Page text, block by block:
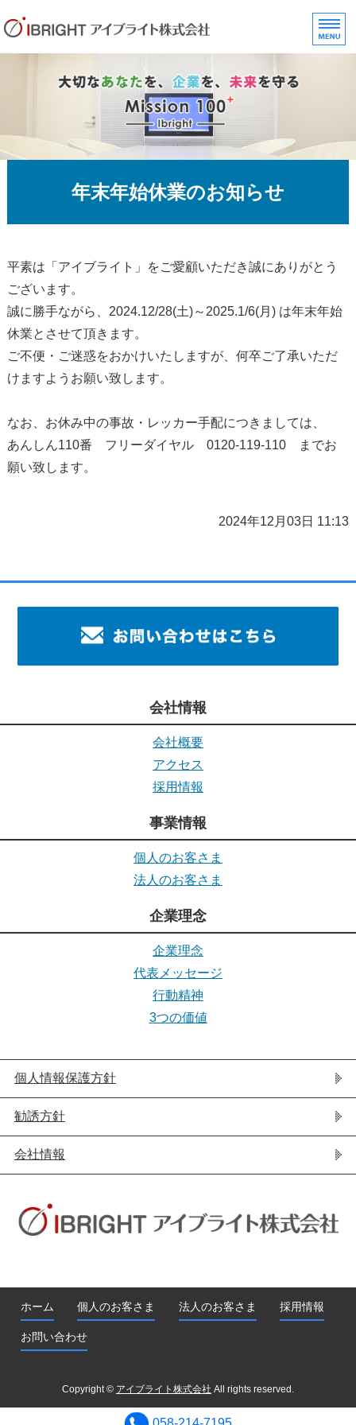
タイトルサンプル
法人のお客さま
お問い合わせ
年末年始休業のお知らせ
平素は「アイブライト」をご愛顧いただき誠にありがとう
ございます。
誠に勝手ながら、2024.12/28(土)～2025.1/6(月) は年末年始
休業とさせて頂きます。
ご不便・ご迷惑をおかけいたしますが、何卒ご了承いただ
けますようお願い致します。
なお、お休み中の事故・レッカー手配につきましては、
あんしん110番 フリーダイヤル 0120-119-110 までお
願い致します。
2024年12月03日 11:13
会社情報
会社概要
アクセス
採用情報
事業情報
個人のお客さま
法人のお客さま
企業理念
企業理念
代表メッセージ
行動精神
3つの価値
個人情報保護方針
勧誘方針
会社情報
ホーム 個人のお客さま 法人のお客さま 採用情報
お問い合わせ
Copyright © アイブライト株式会社 All rights reserved.